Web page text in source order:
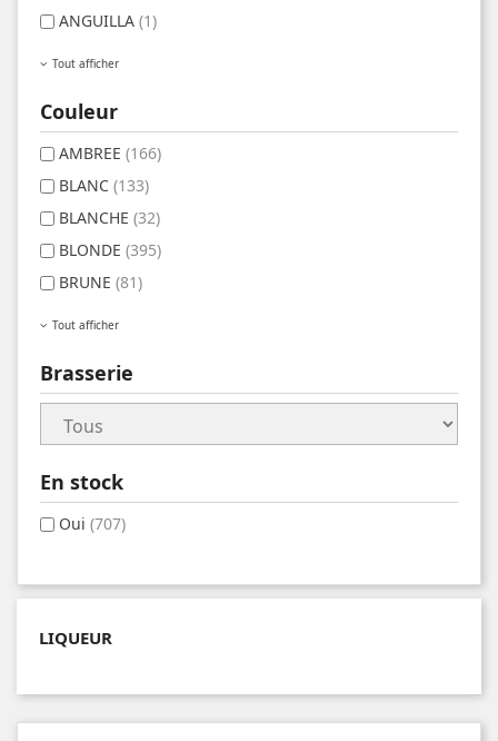
ANGUILLA (1)
Tout afficher
Couleur
AMBREE (166)
BLANC (133)
BLANCHE (32)
BLONDE (395)
BRUNE (81)
Tout afficher
Brasserie
En stock
Oui (707)
LIQUEUR